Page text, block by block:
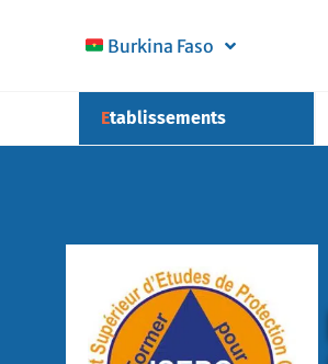
Burkina Faso
Etablissements